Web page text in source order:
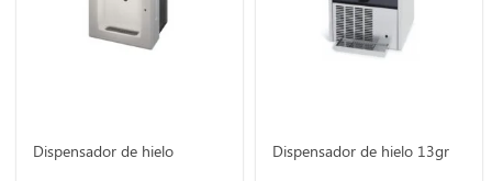
Dispensador de hielo Dispensador de hielo 13gr